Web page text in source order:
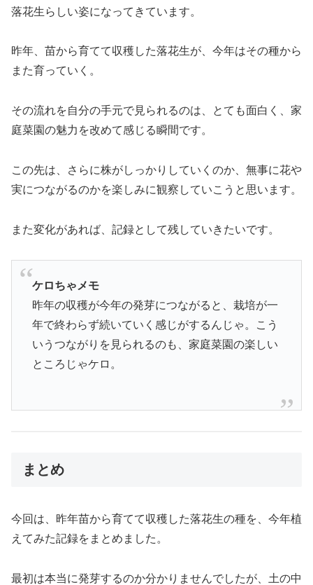
落花生らしい姿になってきています。
昨年、苗から育てて収穫した落花生が、今年はその種から
また育っていく。
その流れを自分の手元で見られるのは、とても面白く、家
庭菜園の魅力を改めて感じる瞬間です。
この先は、さらに株がしっかりしていくのか、無事に花や
実につながるのかを楽しみに観察していこうと思います。
また変化があれば、記録として残していきたいです。
ケロちゃメモ
昨年の収穫が今年の発芽につながると、栽培が一
年で終わらず続いていく感じがするんじゃ。こう
いうつながりを見られるのも、家庭菜園の楽しい
ところじゃケロ。
まとめ
今回は、昨年苗から育てて収穫した落花生の種を、今年植
えてみた記録をまとめました。
最初は本当に発芽するのか分かりませんでしたが、土の中